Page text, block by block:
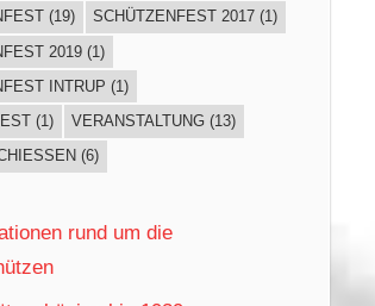
(19) SCHÜTZENFEST 2017 (1)
2019 (1)
INTRUP (1)
(1) VERANSTALTUNG (13)
(6)
rund um die